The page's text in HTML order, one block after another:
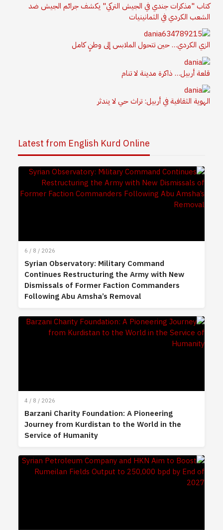
كتاب "مذكرات جندي في الجيش التركي" يكشف جرائم الجيش ضد
الشعب الكردي في الثمانينيات
الزي الكردي… حين تتحول الملابس إلى وطنٍ كامل
قلعة أربيل… ذاكرة مدينة لا تنام
الهوية الثقافية في أربيل: تراث حي لا يندثر
Latest from English Kurd Online
6 / 8 / 2026
Syrian Observatory: Military Command
Continues Restructuring the Army with New
Dismissals of Former Faction Commanders
Following Abu Amsha’s Removal
4 / 8 / 2026
Barzani Charity Foundation: A Pioneering
Journey from Kurdistan to the World in the
Service of Humanity